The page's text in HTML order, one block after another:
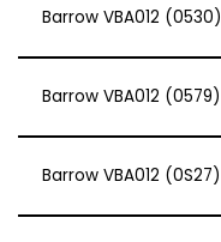
Barrow VBA012 (0530)
Barrow VBA012 (0579)
Barrow VBA012 (0S27)